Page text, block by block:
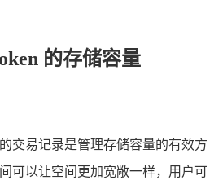
的存储容量
交易记录是管理存储容量的有效方
可以让空间更加宽敞一样，用户可